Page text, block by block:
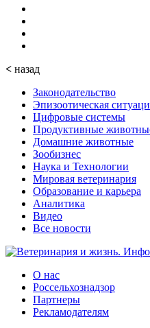
< назад
Законодательство
Эпизоотическая
Цифровые системы
Продуктивные
Домашние животные
Зообизнес
Наука и Технологии
Мировая ветеринария
Образование и карьера
Аналитика
Видео
Все новости
О нас
Россельхознадзор
Партнеры
Рекламодателям